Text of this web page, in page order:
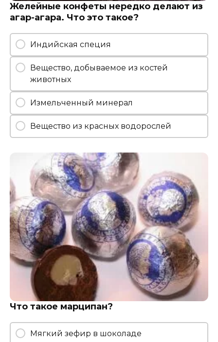
Желейные конфеты нередко делают из
агар-агара. Что это такое?
Индийская специя
Вещество, добываемое из костей
животных
Измельченный минерал
Вещество из красных водорослей
Что такое марципан?
Мягкий зефир в шоколаде